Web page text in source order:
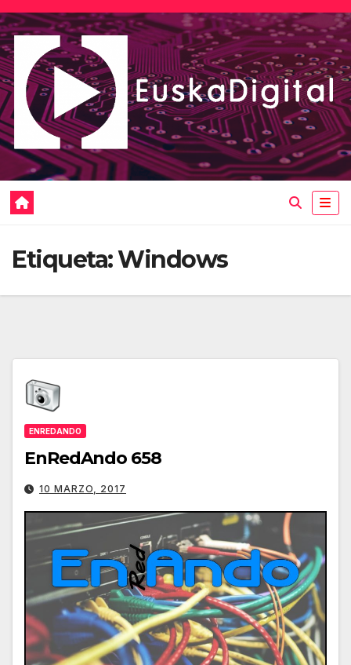
Saltar
al
contenido
Etiqueta:Windows
ENREDANDO
EnRedAndo 658
10 MARZO, 2017